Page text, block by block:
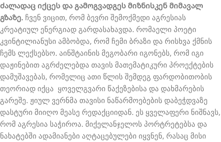
ძალადაც იქცეს და გამოგვადგეს მიზნისკენ მიმავალ
გზაზე. ჩვენ ვიცით, რომ ბევრი შემოქმედი აგრესიას
კრეატიულ ენერგიად გარდასახავდა. რომაელი პოეტი
კვინტილიანუსი ამბობდა, რომ ჩემი ბრაზი და რისხვა ქმნის
ჩემს ლექსებსო. აინშტაინის მეგობარი იგონებს, რომ იგი
დაჟინებით აგრძელებდა თავის მათემატიკური პროექტების
დამუშავებას, რომელიც ათი წლის შემდეგ ფარდობითობის
თეორიად იქცა ყოველგვარი წაქეზებისა და დახმარების
გარეშე. ჟიულ ვერნმა თავისი ნაწარმოებების დაბეჭდვაზე
დასტური მიიღო მეასე რედაქციიდან. ეს ყველაფერი ნიშნავს,
რომ აგრესია საჭიროა. მიქელანჯელოს პორტრეტებსა და
ნახატებში ადამიანები აღტაცებულები იყვნენ, რასაც მისი